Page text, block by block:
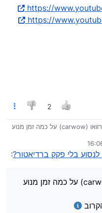
https://
https://
2
יש סרטון דומה של קארוואו (carwow) על כמה זמן מנוע
https://
בלי פקק ברדיאטור?:
יש סרטון דומה של קארוואו (carwow) על כמה זמן מנוע